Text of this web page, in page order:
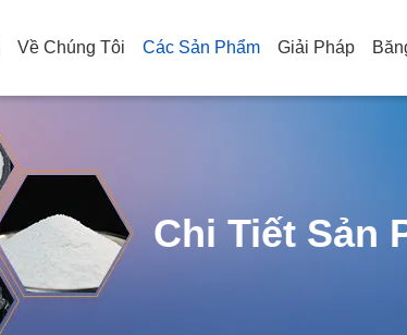
Về Chúng Tôi Các Sản Phẩm Giải Pháp
Chi Tiết Sản